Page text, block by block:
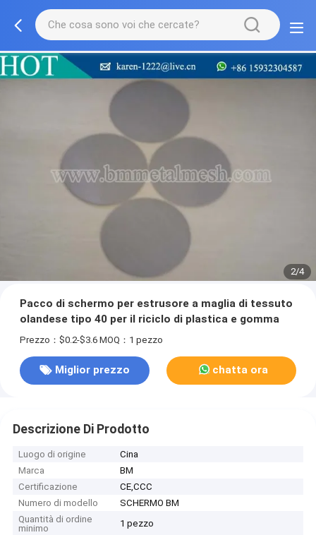
2/4
Pacco di schermo per estrusore a maglia di tessuto
olandese tipo 40 per il riciclo di plastica e gomma
Prezzo：$0.2-$3.6 MOQ：1 pezzo
Miglior prezzo chatta ora
Descrizione Di Prodotto
Luogo di origine
Cina
Marca
BM
Certificazione
CE,CCC
Numero di modello
SCHERMO BM
Quantità di ordine
minimo
1 pezzo